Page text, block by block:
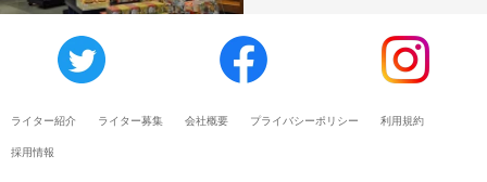
ライター紹介 ライター募集 会社概要 プライバシーポリシー 利用規約
採用情報